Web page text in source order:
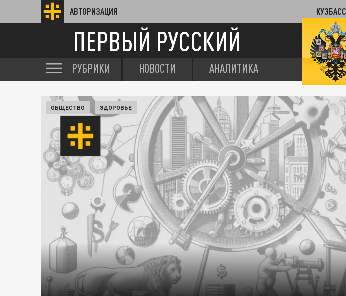
АВТОРИЗАЦИЯ КУЗБАСС
ПЕРВЫЙ РУССКИЙ
РУБРИКИ НОВОСТИ АНАЛИТИКА
ОБЩЕСТВО ЗДОРОВЬЕ